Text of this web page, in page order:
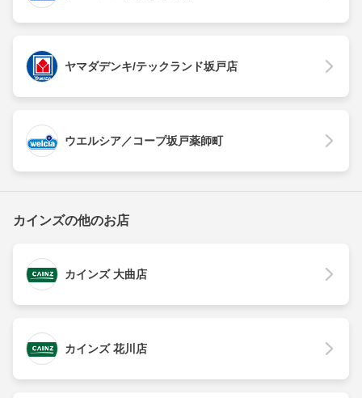
ヤマダデンキ/テックランド坂戸店
ウエルシア／コープ坂戸薬師町
カインズの他のお店
カインズ 大曲店
カインズ 花川店